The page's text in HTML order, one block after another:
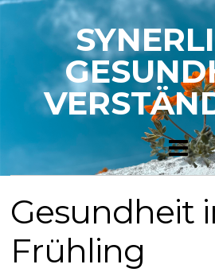
Gesundheit
Frühling